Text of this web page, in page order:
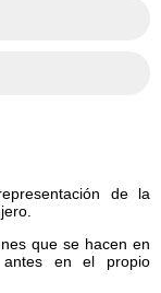
de la
que se hacen en
antes en el propio